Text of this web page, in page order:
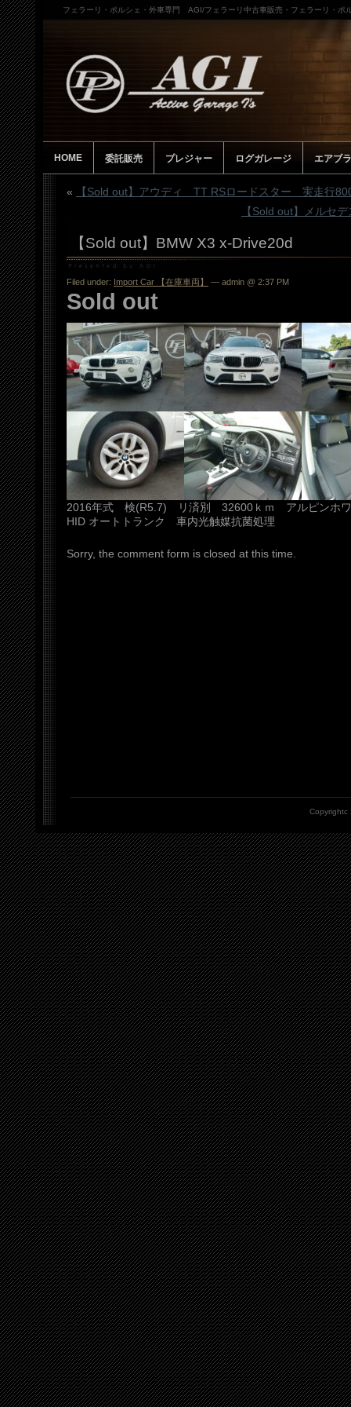
フェラーリ・ポルシェ・外車専門 AGI/フェラーリ中古車販売・フェラーリ・ポ
HOME 委託販売 プレジャー ログガレージ エアブ
«
【Sold out】アウディ TT RSロードスター 実走行
【Sold out】メルセ
【Sold out】BMW X3 x-Drive20d
Filed under: Import Car 【在庫車両】 — admin @ 2:37 PM
Sold out
2016年式 検(R5.7) リ済別 32600ｋｍ アルピンホ
HID オートトランク 車内光触媒抗菌処理
Sorry, the comment form is closed at this time.
Copyrightc